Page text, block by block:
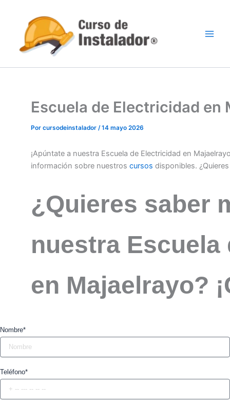
contenido
Escuela de Electricidad en
Por cursodeinstalador /14 mayo 2026
¡Apúntate a nuestra Escuela de Electricidad en
información sobre nuestros cursos disponibles.
¿Quieres saber
nuestra
en Majaelrayo?
Nombre*
Teléfono*